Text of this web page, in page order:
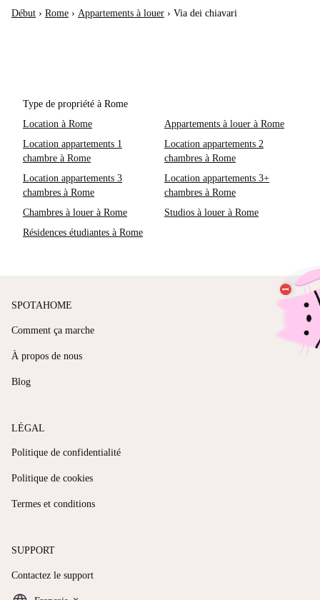
Début › Rome › Appartements à louer › Via dei chiavari
Type de propriété à Rome
Location à Rome
Appartements à louer à Rome
Location appartements 1
chambre à Rome
Location appartements 2
chambres à Rome
Location appartements 3
chambres à Rome
Location appartements 3+
chambres à Rome
Chambres à louer à Rome
Studios à louer à Rome
Résidences étudiantes à Rome
SPOTAHOME
Comment ça marche
À propos de nous
Blog
LÉGAL
Politique de confidentialité
Politique de cookies
Termes et conditions
SUPPORT
Contactez le support